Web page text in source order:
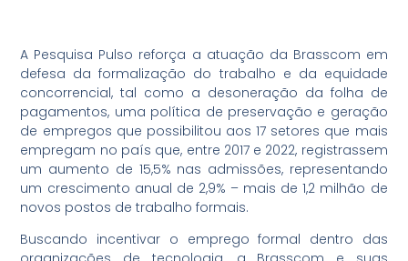
A Pesquisa Pulso reforça a atuação da Brasscom em
defesa da formalização do trabalho e da equidade
concorrencial, tal como a desoneração da folha de
pagamentos, uma política de preservação e geração
de empregos que possibilitou aos 17 setores que mais
empregam no país que, entre 2017 e 2022, registrassem
um aumento de 15,5% nas admissões, representando
um crescimento anual de 2,9% – mais de 1,2 milhão de
novos postos de trabalho formais.
Buscando incentivar o emprego formal dentro das